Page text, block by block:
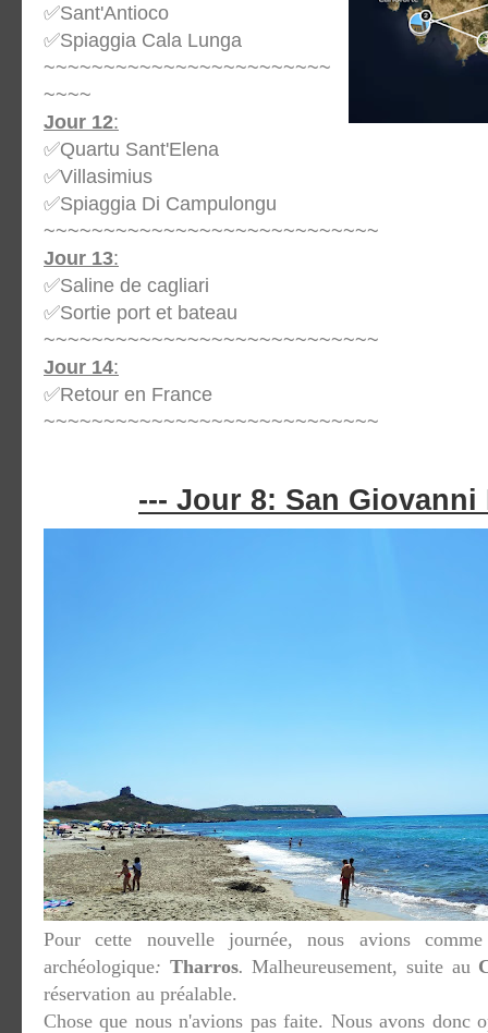
✅Sant'Antioco
✅Spiaggia Cala Lunga
~~~~~~~~~~~~~~~~~~~~~~~~
~~~~
Jour 12:
✅Quartu Sant'Elena
✅Villasimius
✅Spiaggia Di Campulongu
~~~~~~~~~~~~~~~~~~~~~~~~~~~~
Jour 13:
✅Saline de cagliari
✅Sortie port et bateau
~~~~~~~~~~~~~~~~~~~~~~~~~~~~
Jour 14:
✅Retour en France
~~~~~~~~~~~~~~~~~~~~~~~~~~~~
--- Jour 8: San Giovanni
Pour cette nouvelle journée, nous avions
archéologique: Tharros.Malheureusement, suite au
réservation au préalable.
Chose que nous n'avions pas faite. Nous avons donc